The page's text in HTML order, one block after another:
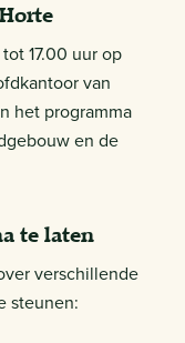
17.00 uur op
van
het programma
en de
te laten
verschillende
steunen: